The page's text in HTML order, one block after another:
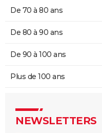
De 70 à 80 ans
De 80 à 90 ans
De 90 à 100 ans
Plus de 100 ans
NEWSLETTERS